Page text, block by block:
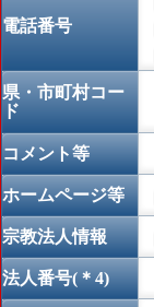
電話番号
県・市町村コー
ド
コメント等
ホームページ等
宗教法人情報
法人番号(＊4)